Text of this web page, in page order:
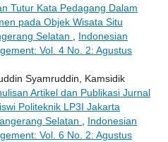
Tutur Kata Pedagang Dalam
pada Objek Wisata Situ
Selatan
Indonesian
Vol. 4 No. 2: Agustus
Syamruddin, Kamsidik
Artikel dan Publikasi Jurnal
Politeknik LP3I Jakarta
Selatan
Indonesian
Vol. 6 No. 2: Agustus